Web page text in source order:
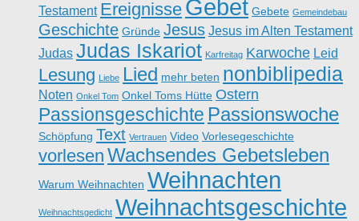
Testament Ereignisse Gebet Gebete Gemeindebau
Geschichte Gründe Jesus Jesus im Alten Testament
Judas Judas Iskariot Karfreitag Karwoche Leid
Lesung Liebe Lied mehr beten nonbiblipedia
Noten Onkel Tom Onkel Toms Hütte Ostern
Passionsgeschichte Passionswoche
Schöpfung Text Vertrauen Video Vorlesegeschichte
vorlesen Wachsendes Gebetsleben
Warum Weihnachten Weihnachten
Weihnachtsgedicht Weihnachtsgeschichte